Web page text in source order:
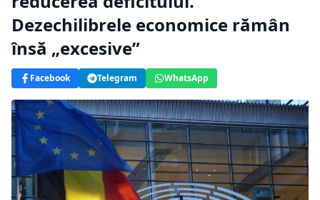
Dezechilibrele economice rămân
însă „excesive”
Facebook Telegram WhatsApp